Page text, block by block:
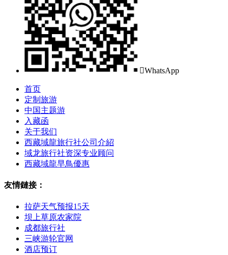
WhatsApp
首页
定制旅游
中国主题游
入藏函
关于我们
西藏域龍旅行社公司介紹
域龙旅行社资深专业顾问
西藏域龍早鳥優惠
友情鏈接：
拉萨天气预报15天
坝上草原农家院
成都旅行社
三峡游轮官网
酒店预订